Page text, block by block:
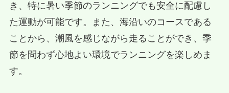
き、特に暑い季節のランニングでも安全に配慮し
た運動が可能です。また、海沿いのコースである
ことから、潮風を感じながら走ることができ、季
節を問わず心地よい環境でランニングを楽しめま
す。